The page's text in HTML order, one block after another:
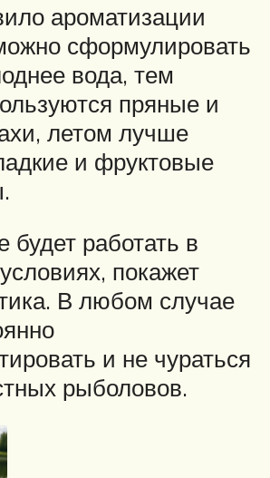
ароматизации
сформулировать
вода, тем
пряные и
летом лучше
и фруктовые
будет работать в
покажет
В любом случае
и не чураться
рыболовов.